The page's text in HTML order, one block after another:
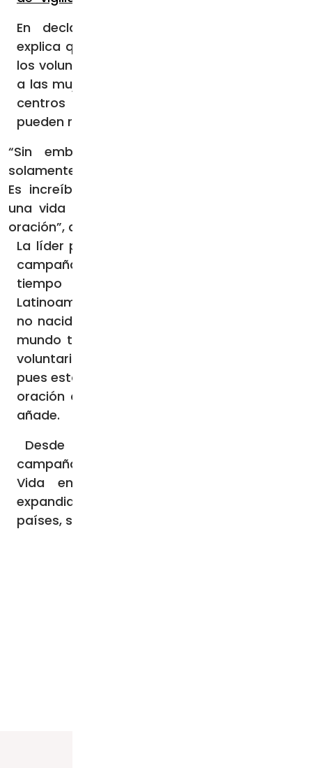
En declaraciones a ACI Prensa, Varela
explica que, frente a los centros de aborto,
los voluntarios de la organización canalizan
a las mujeres en situación vulnerable “a los
centros de ayuda al embarazo, y así
pueden resolver su situación particular”.
“Sin embargo, la mayoría de las veces
solamente necesitan una palabra de aliento.
Es increíble que realmente se pueda salvar
una vida solamente con hacer presencia de
oración”, añade.
La líder provida asegura que en la primera
campaña anual, que se realizó durante el
tiempo de Cuaresma de este año, “en
Latinoamérica se salvaron 90 vidas de niños
no nacidos y 679 en todo el mundo”. “En el
mundo tenemos alrededor de un millón de
voluntarios y seguimos buscando más,
pues estamos seguros de qué solamente la
oración cambiará el rumbo de la historia”,
añade.
Desde que se llevó a cabo la primera
campaña coordinada de 40 días por la
Vida en 2007, la organización se ha
expandido a más de 1.000 ciudades en 63
países, según su sitio oficial.